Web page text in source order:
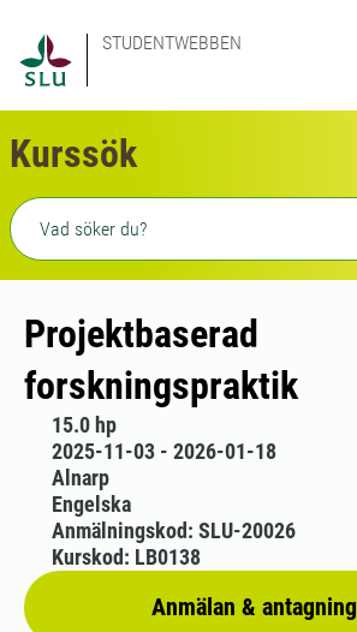
STUDENTWEBBEN
Kurssök
Fritext sökning
Projektbaserad
forskningspraktik
15.0 hp
2025-11-03 - 2026-01-18
Alnarp
Engelska
Anmälan & antagning
Anmälningskod: SLU-20026
Kurskod: LB0138